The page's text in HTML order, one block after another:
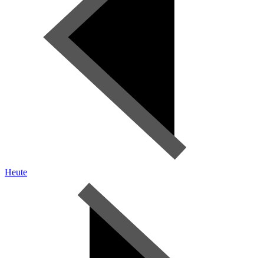
Heute